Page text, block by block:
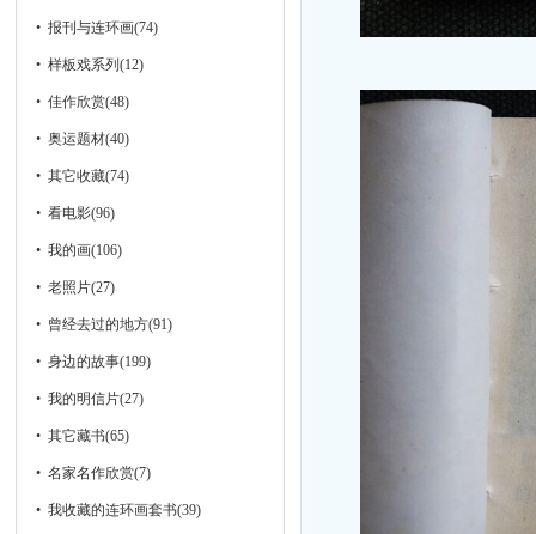
• 报刊与连环画(74)
• 样板戏系列 (12)
• 佳作欣赏(48)
• 奥运题材(40)
• 其它收藏(74)
• 看电影(96)
• 我的画(106)
• 老照片(27)
• 曾经去过的地方(91)
• 身边的故事(199)
• 我的明信片(27)
• 其它藏书(65)
• 名家名作欣赏(7)
• 我收藏的连环画套书(39)